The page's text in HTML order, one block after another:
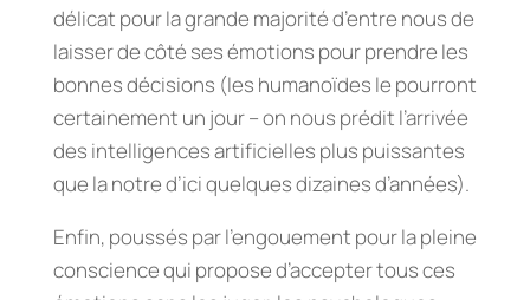
délicat pour la grande majorité d’entre nous de
laisser de côté ses émotions pour prendre les
bonnes décisions (les humanoïdes le pourront
certainement un jour – on nous prédit l’arrivée
des intelligences artificielles plus puissantes
que la notre d’ici quelques dizaines d’années).
Enfin, poussés par l’engouement pour la pleine
conscience qui propose d’accepter tous ces